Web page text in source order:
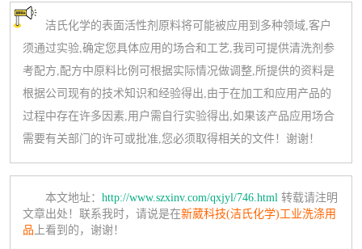
洁氏化学的表面活性剂原料将可能被应用到多种领域,客户
须通过实验,确定您具体应用的场合和工艺,我司可提供清洗剂参
考配方,配方中原料比例可根据实际情况做调整,所提供的资料是
根据公司现有的技术知识和经验得出,由于在加工和应用产品的
过程中存在许多因素,用户需自行实验得出,如果该产品应用场合
需要有关部门的许可或批准,您必须取得相关的文件！谢谢！
本文地址： http://www.szxinv.com/qxjyl/746.html 转载请注明
文章出处！联系我时，请说是在新葳科技(洁氏化学)工业洗涤用
品 上看到的，谢谢！